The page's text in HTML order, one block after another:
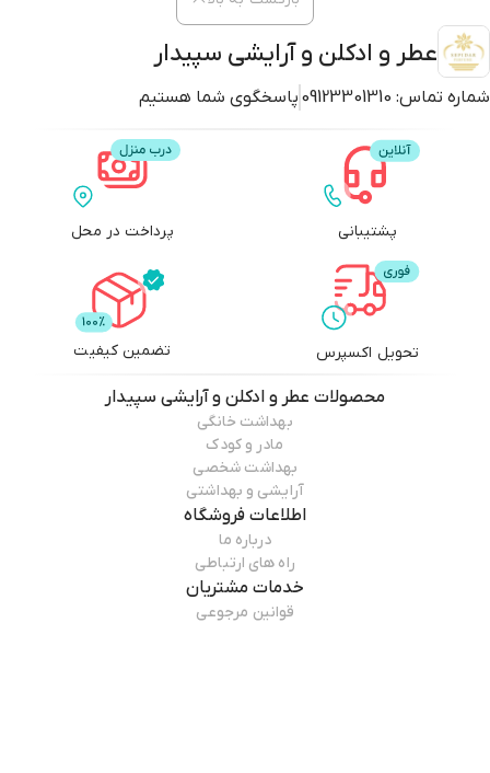
عطر و ادکلن و آرایشی سپیدار
شماره تماس: 09123301310 پاسخگوی شما هستیم
پشتیبانی پرداخت در محل
تحویل اکسپرس تضمین کیفیت
محصولات عطر و ادکلن و آرایشی سپیدار
بهداشت خانگی
مادر و کودک
بهداشت شخصی
آرایشی و بهداشتی
اطلاعات فروشگاه
درباره ما
راه های ارتباطی
خدمات مشتریان
قوانین مرجوعی